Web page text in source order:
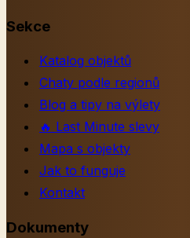
Sekce
Katalog objektů
Chaty podle regionů
Blog a tipy na výlety
🔥 Last Minute slevy
Mapa s objekty
Jak to funguje
Kontakt
Dokumenty